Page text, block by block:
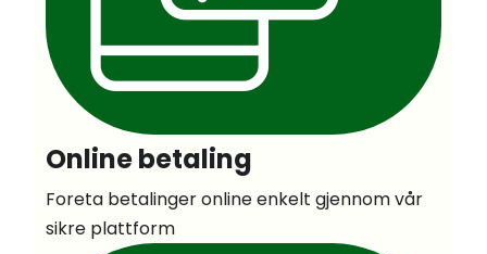
Online betaling
Foreta betalinger online enkelt gjennom vår
sikre plattform